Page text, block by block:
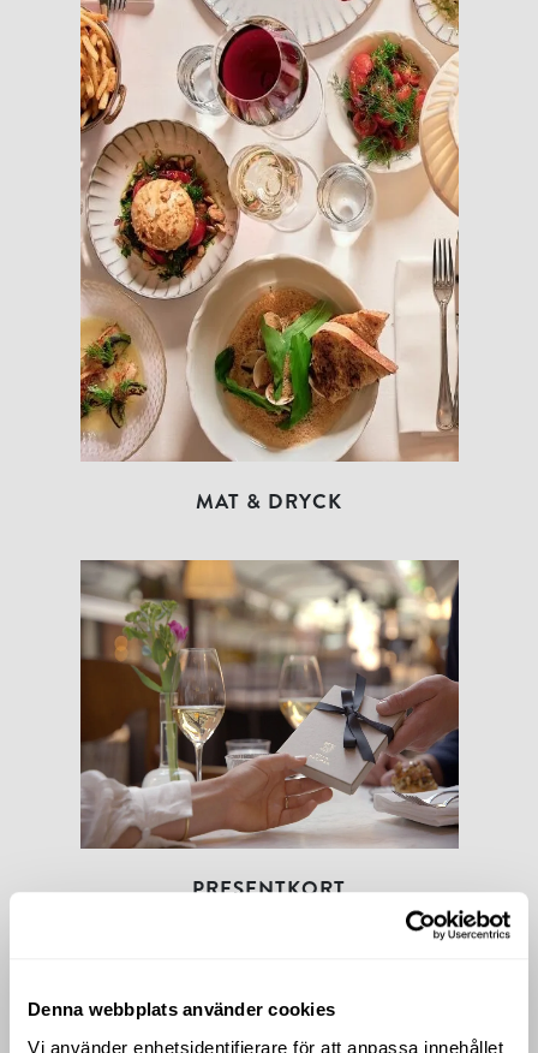
Denna webbplats använder cookies
Vi använder enhetsidentifierare för att anpassa innehållet
MAT & DRYCK
PRESENTKORT